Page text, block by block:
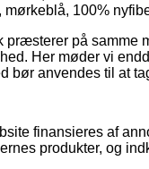
mørkeblå, 100%
præsterer på samme
Her møder vi
bør anvendes til at
finansieres af
produkter, og